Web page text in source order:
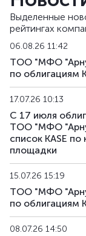
Выделенные
рейтингах
06.08.26 11:42
ТОО "МФО
по облигациям
17.07.26 10:13
С 17 июля
ТОО "МФО
список KASE
площадки
15.07.26 15:19
ТОО "МФО
по облигациям
08.07.26 14:50